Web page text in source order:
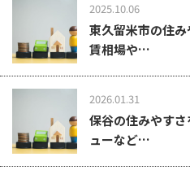
2025.10.06
東久留米市の住
賃相場や…
2026.01.31
保谷の住みやす
ューなど…